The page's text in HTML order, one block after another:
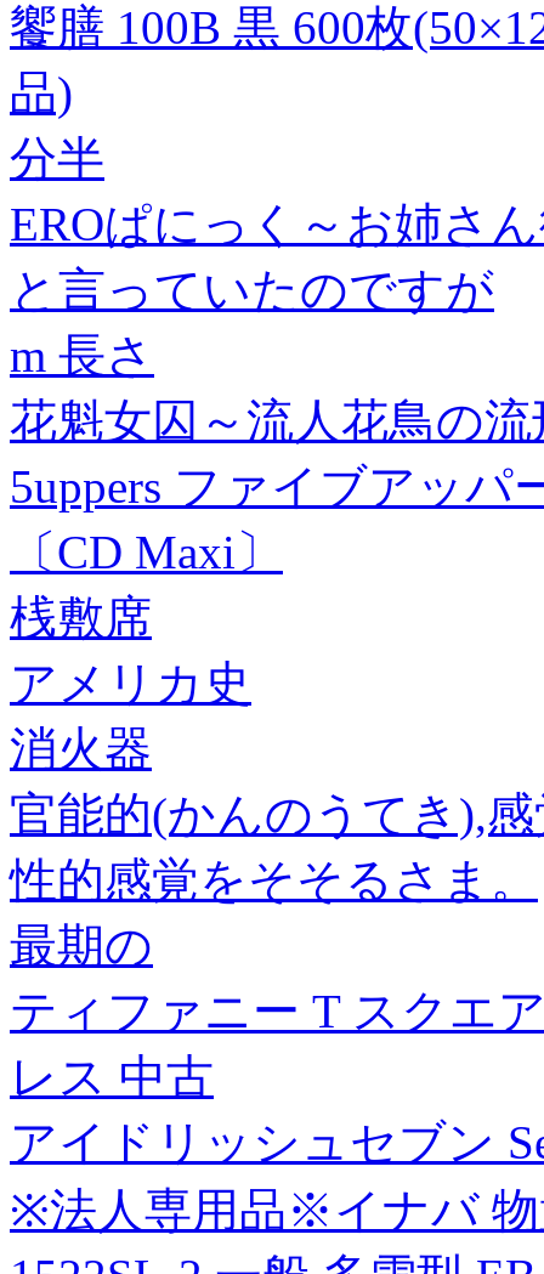
饗膳 100B 黒 600枚
品)
分半
EROぱにっく～お姉さ
と言っていたのですが
m 長さ
花魁女囚～流人花鳥の
5uppers ファイブアッ
〔CD Maxi〕
桟敷席
アメリカ史
消火器
官能的(かんのうてき),
性的感覚をそそるさま。
最期の
ティファニー T スクエ
レス 中古
アイドリッシュセブン
※法人専用品※イナバ 物